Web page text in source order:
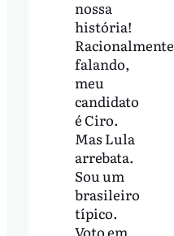
nossa
história!
Racionalmente
falando,
meu
candidato
é Ciro.
Mas Lula
arrebata.
Sou um
brasileiro
típico.
Voto em